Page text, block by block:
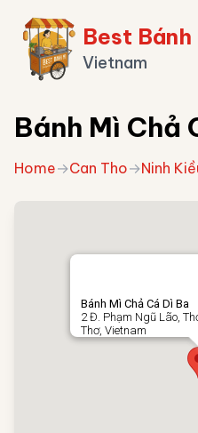
Best Bánh
Vietnam
Bánh Mì Chả
Home→Can Tho→Ninh
Bánh Mì Chả Cá Dì Ba
2 Đ. Phạm Ngũ Lão,
Thơ, Vietnam